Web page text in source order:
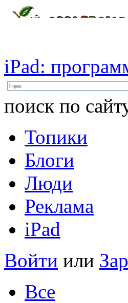
iPad:
поиск по
Топики
Блоги
Люди
Реклама
iPad
Войти или
Все